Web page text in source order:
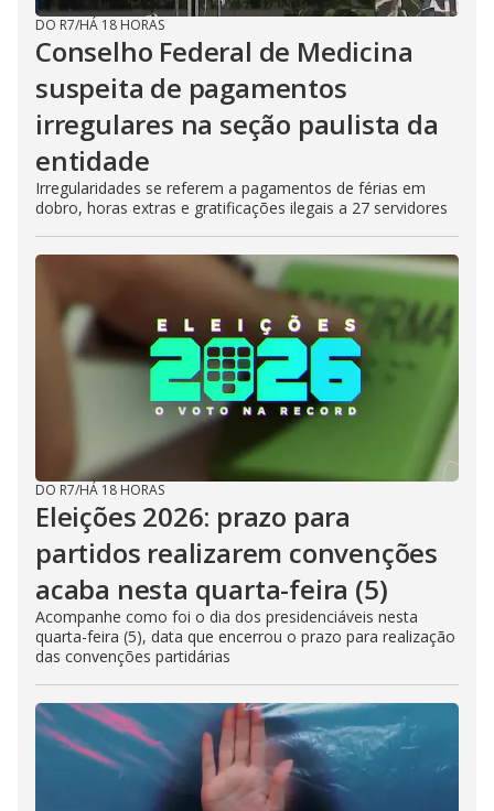
DO R7/HÁ 18 HORAS
Conselho Federal de Medicina
suspeita de pagamentos
irregulares na seção paulista da
entidade
Irregularidades se referem a pagamentos de férias em
dobro, horas extras e gratificações ilegais a 27 servidores
DO R7/HÁ 18 HORAS
Eleições 2026: prazo para
partidos realizarem convenções
acaba nesta quarta-feira (5)
Acompanhe como foi o dia dos presidenciáveis nesta
quarta-feira (5), data que encerrou o prazo para realização
das convenções partidárias